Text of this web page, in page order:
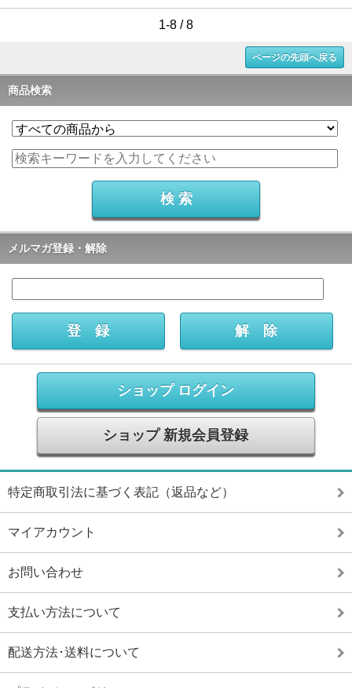
1-8 / 8
ページの先頭へ戻る
商品検索
メルマガ登録・解除
ショップ ログイン
ショップ 新規会員登録
特定商取引法に基づく表記（返品など）
マイアカウント
お問い合わせ
支払い方法について
配送方法･送料について